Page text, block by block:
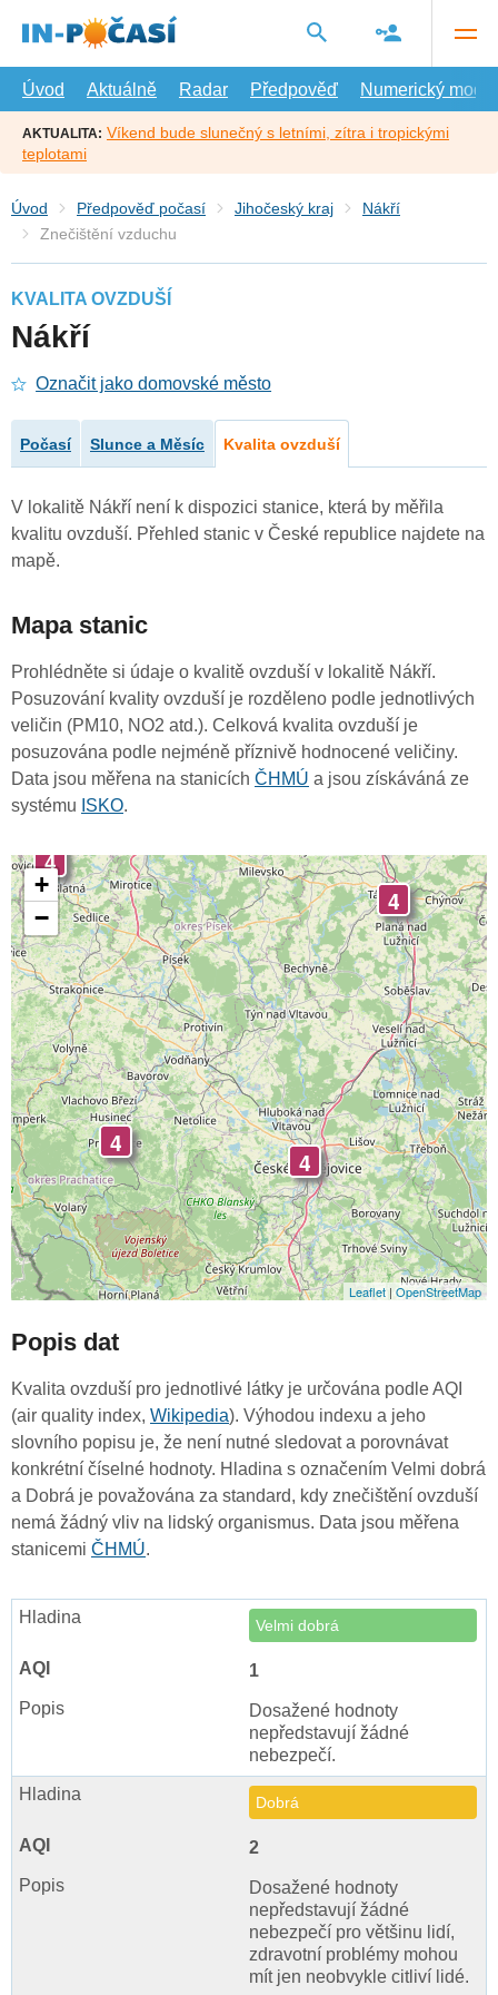
hlavní
Úvod
Aktuálně Radar Předpověď Numerický model
AKTUALITA: Víkend bude slunečný s letními, zítra i tropickými
teplotami
Úvod Předpověď počasí Jihočeský kraj
Nákří
Znečištění vzduchu
KVALITA OVZDUŠÍ
Nákří
Označit jako domovské město
Počasí Slunce a Měsíc Kvalita ovzduší
V lokalitě Nákří není k dispozici stanice, která by měřila
kvalitu ovzduší. Přehled stanic v České republice najdete na
mapě.
Mapa stanic
Prohlédněte si údaje o kvalitě ovzduší v lokalitě Nákří.
Posuzování kvality ovzduší je rozděleno podle jednotlivých
veličin (PM10, NO2 atd.). Celková kvalita ovzduší je
posuzována podle nejméně příznivě hodnocené veličiny.
Data jsou měřena na stanicích ČHMÚ a jsou získáváná ze
systému ISKO.
4
4
4
4
+
−
Leaflet | OpenStreetMap
Popis dat
Kvalita ovzduší pro jednotlivé látky je určována podle AQI
(air quality index, Wikipedia). Výhodou indexu a jeho
slovního popisu je, že není nutné sledovat a porovnávat
konkrétní číselné hodnoty. Hladina s označením Velmi dobrá
a Dobrá je považována za standard, kdy znečištění ovzduší
nemá žádný vliv na lidský organismus. Data jsou měřena
stanicemi ČHMÚ.
Velmi dobrá
1
Dosažené hodnoty
nepředstavují žádné
nebezpečí.
Dobrá
2
Dosažené hodnoty
nepředstavují žádné
nebezpečí pro většinu lidí,
zdravotní problémy mohou
mít jen neobvykle citliví lidé.